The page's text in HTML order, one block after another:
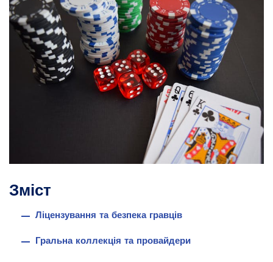
Зміст
Ліцензування та безпека гравців
Гральна коллекція та провайдери